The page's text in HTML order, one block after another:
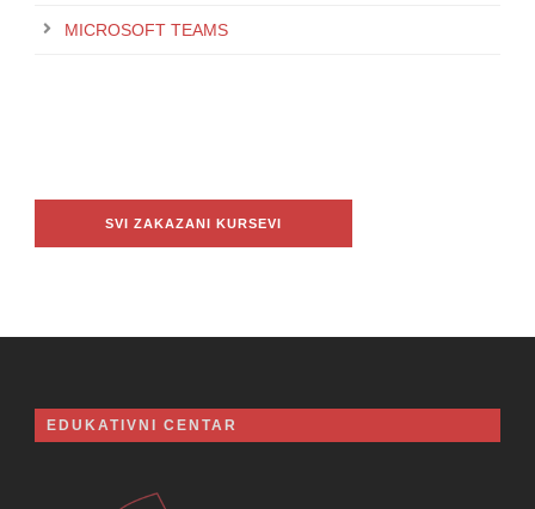
MICROSOFT TEAMS
SVI ZAKAZANI KURSEVI
EDUKATIVNI CENTAR